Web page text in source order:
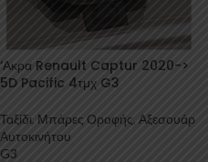
‘Ακρα Renault Captur 2020->
5D Pacific 4τμχ G3
Ταξίδι, Μπάρες Οροφής, Αξεσουάρ
Αυτοκινήτου
G3